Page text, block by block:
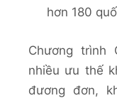
hơn 180
Chương trình
nhiều ưu thế
đương đơn,